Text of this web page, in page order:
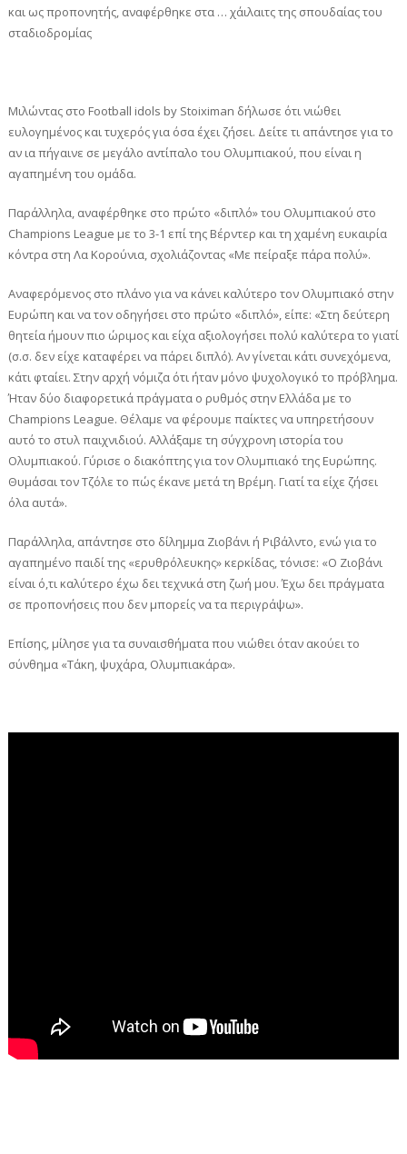
και ως προπονητής, αναφέρθηκε στα … χάιλαιτς της σπουδαίας του
σταδιοδρομίας
Μιλώντας στο Football idols by Stoiximan δήλωσε ότι νιώθει
ευλογημένος και τυχερός για όσα έχει ζήσει. Δείτε τι απάντησε για το
αν ια πήγαινε σε μεγάλο αντίπαλο του Ολυμπιακού, που είναι η
αγαπημένη του ομάδα.
Παράλληλα, αναφέρθηκε στο πρώτο «διπλό» του Ολυμπιακού στο
Champions League με το 3-1 επί της Βέρντερ και τη χαμένη ευκαιρία
κόντρα στη Λα Κορούνια, σχολιάζοντας «Με πείραξε πάρα πολύ».
Αναφερόμενος στο πλάνο για να κάνει καλύτερο τον Ολυμπιακό στην
Ευρώπη και να τον οδηγήσει στο πρώτο «διπλό», είπε: «Στη δεύτερη
θητεία ήμουν πιο ώριμος και είχα αξιολογήσει πολύ καλύτερα το γιατί
(σ.σ. δεν είχε καταφέρει να πάρει διπλό). Αν γίνεται κάτι συνεχόμενα,
κάτι φταίει. Στην αρχή νόμιζα ότι ήταν μόνο ψυχολογικό το πρόβλημα.
Ήταν δύο διαφορετικά πράγματα ο ρυθμός στην Ελλάδα με το
Champions League. Θέλαμε να φέρουμε παίκτες να υπηρετήσουν
αυτό το στυλ παιχνιδιού. Αλλάξαμε τη σύγχρονη ιστορία του
Ολυμπιακού. Γύρισε ο διακόπτης για τον Ολυμπιακό της Ευρώπης.
Θυμάσαι τον Τζόλε το πώς έκανε μετά τη Βρέμη. Γιατί τα είχε ζήσει
όλα αυτά».
Παράλληλα, απάντησε στο δίλημμα Ζιοβάνι ή Ριβάλντο, ενώ για το
αγαπημένο παιδί της «ερυθρόλευκης» κερκίδας, τόνισε: «Ο Ζιοβάνι
είναι ό,τι καλύτερο έχω δει τεχνικά στη ζωή μου. Έχω δει πράγματα
σε προπονήσεις που δεν μπορείς να τα περιγράψω».
Επίσης, μίλησε για τα συναισθήματα που νιώθει όταν ακούει το
σύνθημα «Τάκη, ψυχάρα, Ολυμπιακάρα».